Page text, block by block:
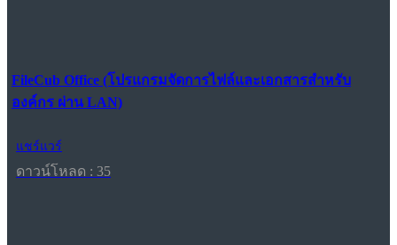
FileCub Office (โปรแกรมจัดการไฟล์และเอกสารสำหรับ
องค์กร ผ่าน LAN)
แชร์แวร์
ดาวน์โหลด : 35